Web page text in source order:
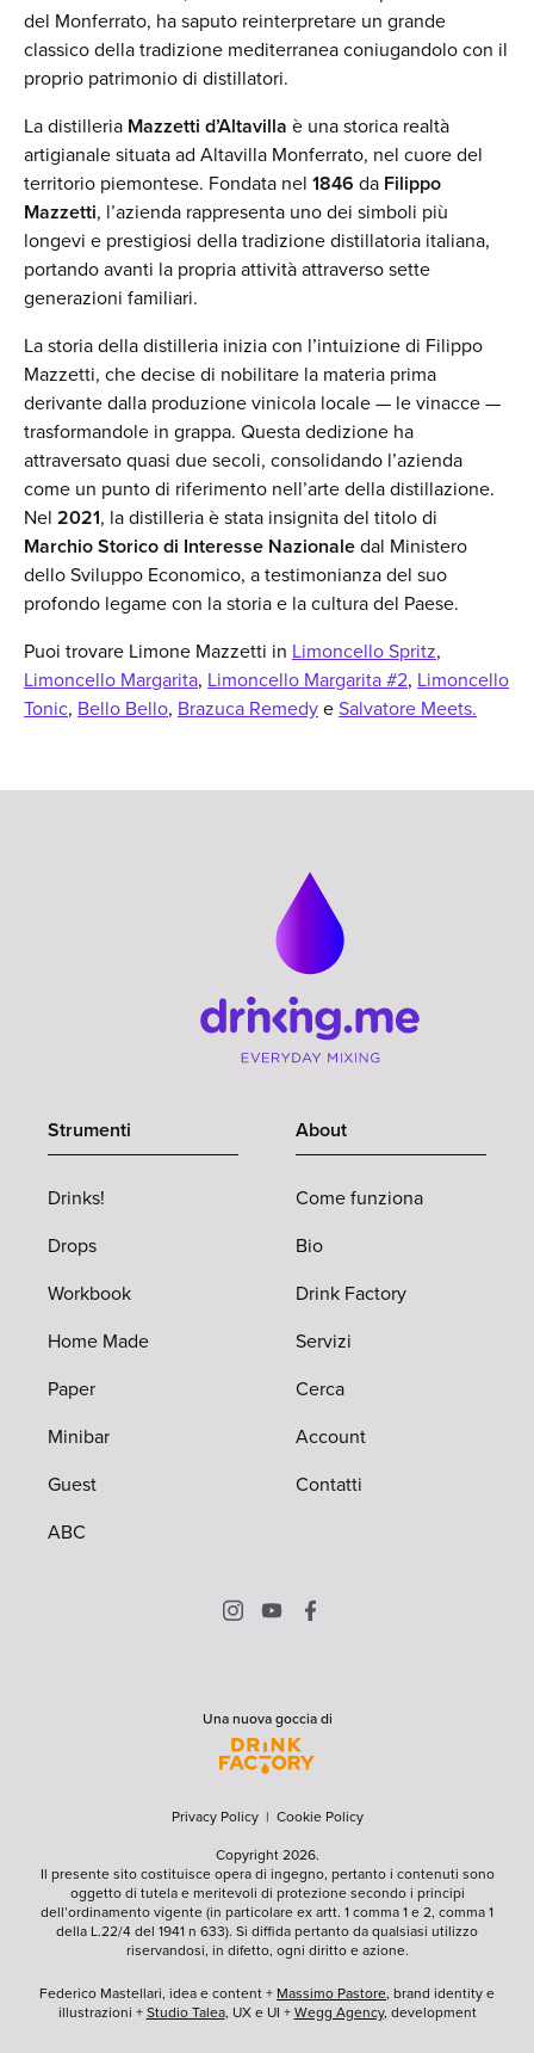
del Monferrato, ha saputo reinterpretare un grande
classico della tradizione mediterranea coniugandolo con il
proprio patrimonio di distillatori.
La distilleria Mazzetti d’Altavilla è una storica realtà
artigianale situata ad Altavilla Monferrato, nel cuore del
territorio piemontese. Fondata nel 1846 da Filippo
Mazzetti, l’azienda rappresenta uno dei simboli più
longevi e prestigiosi della tradizione distillatoria italiana,
portando avanti la propria attività attraverso sette
generazioni familiari.
La storia della distilleria inizia con l’intuizione di Filippo
Mazzetti, che decise di nobilitare la materia prima
derivante dalla produzione vinicola locale — le vinacce —
trasformandole in grappa. Questa dedizione ha
attraversato quasi due secoli, consolidando l’azienda
come un punto di riferimento nell’arte della distillazione.
Nel 2021, la distilleria è stata insignita del titolo di
Marchio Storico di Interesse Nazionaledal Ministero
dello Sviluppo Economico, a testimonianza del suo
profondo legame con la storia e la cultura del Paese.
Puoi trovare Limone Mazzetti in Limoncello Spritz,
Limoncello Margarita, Limoncello Margarita #2, Limoncello
Tonic, Bello Bello, Brazuca RemedyeSalvatore Meets.
Strumenti
Drinks!
Drops
Workbook
Home Made
Paper
Minibar
Guest
ABC
About
Come funziona
Bio
Drink Factory
Servizi
Cerca
Account
Contatti
Una nuova goccia di
Privacy Policy| Cookie Policy
Copyright 2026.
Il presente sito costituisce opera di ingegno, pertanto i contenuti sono
oggetto di tutela e meritevoli di protezione secondo i principi
dell’ordinamento vigente (in particolare ex artt. 1 comma 1 e 2, comma 1
della L.22/4 del 1941 n 633). Si diffida pertanto da qualsiasi utilizzo
riservandosi, in difetto, ogni diritto e azione.
Federico Mastellari, idea e content + Massimo Pastore, brand identity e
illustrazioni +Studio Talea, UX e UI +Wegg Agency, development